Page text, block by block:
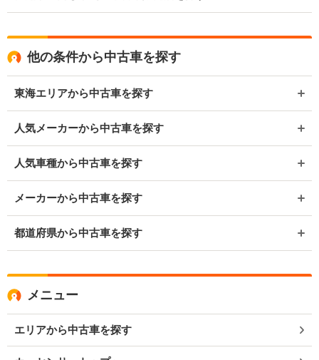
他の条件から中古車を探す
東海エリアから中古車を探す
人気メーカーから中古車を探す
人気車種から中古車を探す
メーカーから中古車を探す
都道府県から中古車を探す
メニュー
エリアから中古車を探す